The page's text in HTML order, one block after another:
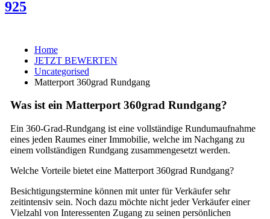
Home
JETZT BEWERTEN
Uncategorised
Matterport 360grad Rundgang
Was ist ein Matterport 360grad Rundgang?
Ein 360-Grad-Rundgang ist eine vollständige Rundumaufnahme
eines jeden Raumes einer Immobilie, welche im Nachgang zu
einem vollständigen Rundgang zusammengesetzt werden.
Welche Vorteile bietet eine Matterport 360grad Rundgang?
Besichtigungstermine können mit unter für Verkäufer sehr
zeitintensiv sein. Noch dazu möchte nicht jeder Verkäufer einer
Vielzahl von Interessenten Zugang zu seinen persönlichen